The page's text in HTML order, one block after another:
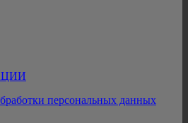
персональных данных